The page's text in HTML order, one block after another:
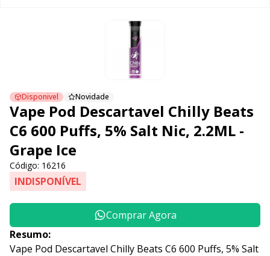
Disponivel Novidade
Vape Pod Descartavel Chilly Beats
C6 600 Puffs, 5% Salt Nic, 2.2ML -
Grape Ice
Código: 16216
INDISPONÍVEL
Comprar Agora
Resumo:
Vape Pod Descartavel Chilly Beats C6 600 Puffs, 5% Salt